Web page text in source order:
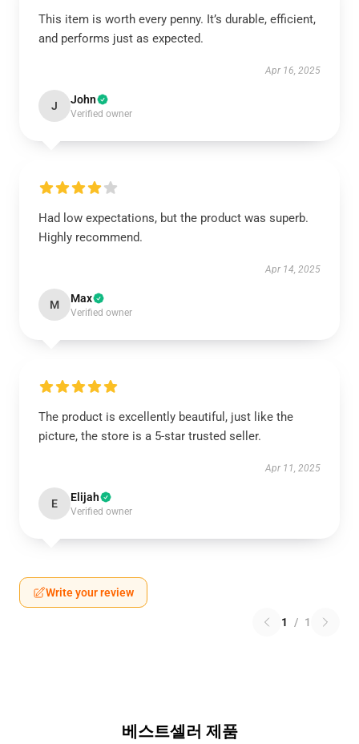
This item is worth every penny. It’s durable, efficient,
and performs just as expected.
Apr 16, 2025
J John
Verified owner
Had low expectations, but the product was superb.
Highly recommend.
Apr 14, 2025
M Max
Verified owner
The product is excellently beautiful, just like the
picture, the store is a 5-star trusted seller.
Apr 11, 2025
E Elijah
Verified owner
Write your review
1 / 1
베스트셀러 제품